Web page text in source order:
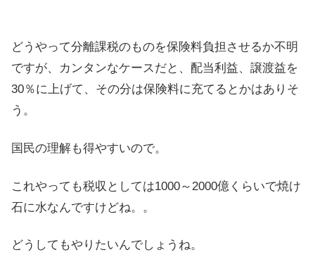
どうやって分離課税のものを保険料負担させるか不明
ですが、カンタンなケースだと、配当利益、譲渡益を
30％に上げて、その分は保険料に充てるとかはありそ
う。
国民の理解も得やすいので。
これやっても税収としては1000～2000億くらいで焼け
石に水なんですけどね。。
どうしてもやりたいんでしょうね。